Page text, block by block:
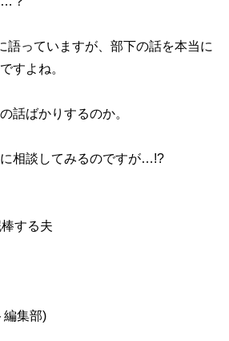
語っていますが、部下の話を本当に
すよね。
話ばかりするのか。
相談してみるのですが…!?
する夫
編集部)